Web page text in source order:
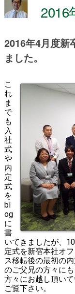
2016
2016年4月度新
ました。
こ
れ
ま
で
も
入
社
式
や
内
定
式
を
bl
og
に
書
いてきましたが、
定式を新宿本社オ
ス移転後の最初の内
のご父兄の方々に
方々にお越し頂いて
ご覧下さい。